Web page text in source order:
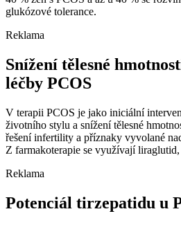
glukózové tolerance.
Reklama
Snížení tělesné
léčby PCOS
V terapii PCOS je jako iniciální
životního stylu a snížení tělesné
řešení infertility a příznaky vyvolané
Z farmakoterapie se využívají
Reklama
Potenciál tirzepatidu u